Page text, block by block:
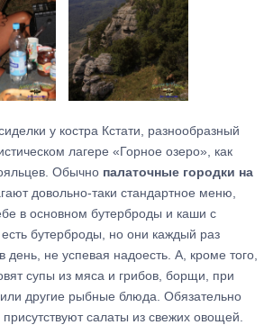
у костра Кстати, разнообразный
лагере «Горное озеро», как
Обычно палаточные городки на
довольно-таки стандартное меню,
в основном бутерброды и каши с
бутерброды, но они каждый раз
не успевая надоесть. А, кроме того,
супы из мяса и грибов, борщи, при
другие рыбные блюда. Обязательно
салаты из свежих овощей.